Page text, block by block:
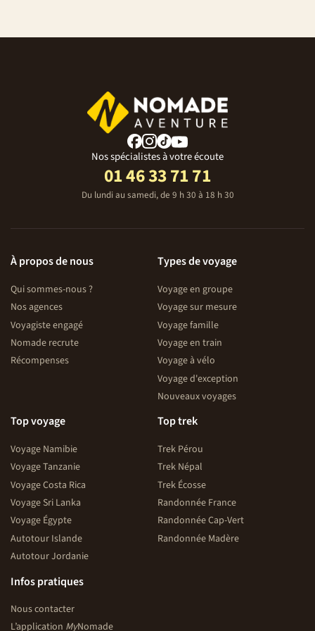
Nos spécialistes à votre écoute
01 46 33 71 71
Du lundi au samedi, de 9 h 30 à 18 h 30
À propos de nous
Qui sommes-nous ?
Nos agences
Voyagiste engagé
Nomade recrute
Récompenses
Types de voyage
Voyage en groupe
Voyage sur mesure
Voyage famille
Voyage en train
Voyage à vélo
Voyage d'exception
Nouveaux voyages
Top voyage
Voyage Namibie
Voyage Tanzanie
Voyage Costa Rica
Voyage Sri Lanka
Voyage Égypte
Autotour Islande
Autotour Jordanie
Top trek
Trek Pérou
Trek Népal
Trek Écosse
Randonnée France
Randonnée Cap-Vert
Randonnée Madère
Infos pratiques
Nous contacter
L’application MyNomade